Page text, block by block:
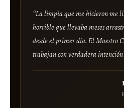
“La limpia que me hicieron me
horrible que llevaba meses
desde el primer día. El Maestro
trabajan con verdadera intención